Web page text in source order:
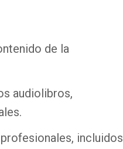
de la
audiolibros,
incluidos